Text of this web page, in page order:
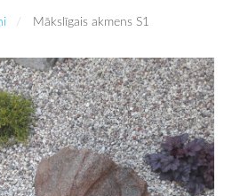
Mākslīgais akmens S1